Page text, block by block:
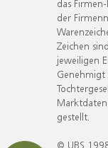
das
der
Zeichen
jeweiligen
Genehmigt
gestellt.
© UBS